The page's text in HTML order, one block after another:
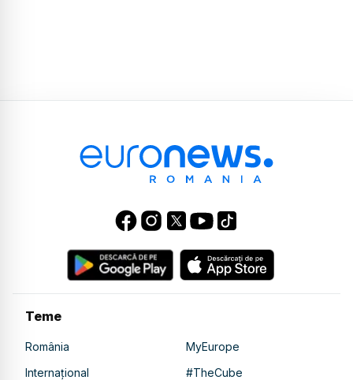
Teme
România
MyEurope
Internațional
#TheCube